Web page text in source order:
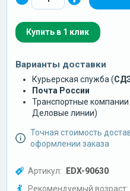
Купить в 1 клик
Варианты доставки
Курьерская служба (
Почта России
Транспортные
Деловые линии)
Точная стоимость
оформлении заказа
Артикул: EDX-90630
Рекомендуемый возраст: